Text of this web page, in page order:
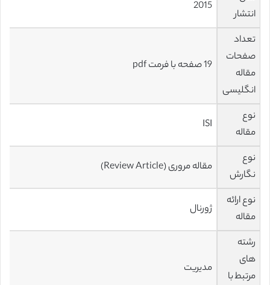
انتشار
2015
تعداد
صفحات
مقاله
انگلیسی
19 صفحه با فرمت pdf
نوع
مقاله
ISI
نوع
نگارش
مقاله مروری (Review Article)
نوع ارائه
مقاله
ژورنال
رشته
های
مرتبط با
مدیریت